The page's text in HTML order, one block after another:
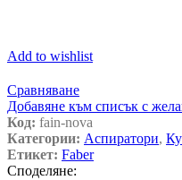
Add to wishlist
Сравняване
Добавяне към списък с
Код: fain-nova
Категории: Аспиратори,
Етикет: Faber
Споделяне: